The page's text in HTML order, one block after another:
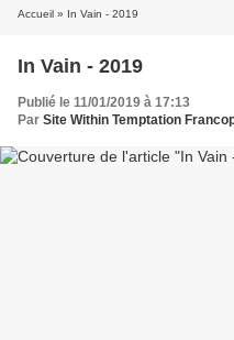
Accueil » In Vain - 2019
In Vain - 2019
Publié le 11/01/2019 à 17:13
Par Site Within Temptation